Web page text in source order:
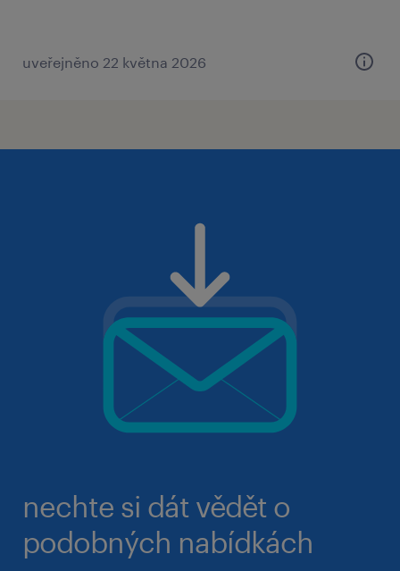
uveřejněno 22 května 2026
nechte si dát vědět o
podobných nabídkách